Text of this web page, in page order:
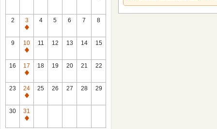
2
3
休
館
日
4 5 6 7 8
9
10
休
館
日
11 12 13 14 15
16
17
休
館
日
18 19 20 21 22
23
24
休
館
日
25 26 27 28 29
30
31
休